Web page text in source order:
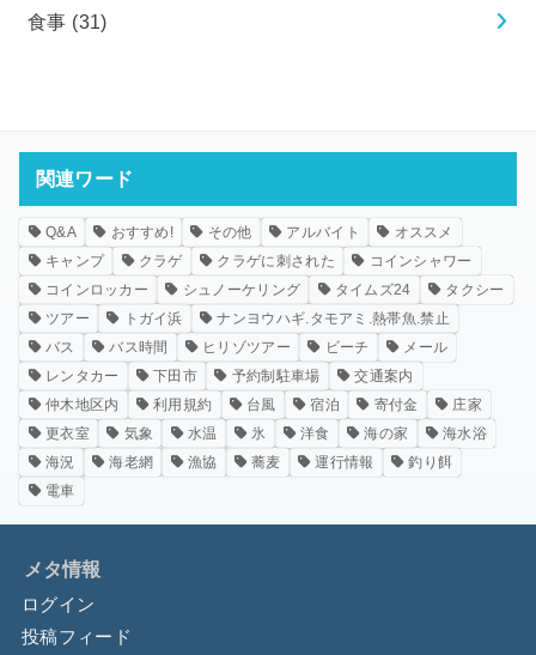
食事 (31)
関連ワード
Q&A おすすめ! その他 アルバイト
オススメ
キャンプ
クラゲ クラゲに刺された
コインシャワー
コインロッカー
シュノーケリング タイムズ24
タクシー
ツアー
トガイ浜
ナンヨウハギ.タモアミ.熱帯魚.禁止
バス
バス時間 ヒリゾツアー ビーチ
メール
レンタカー
下田市 予約制駐車場
交通案内
仲木地区内
利用規約 台風 宿泊 寄付金
庄家
更衣室
気象 水温 氷 洋食 海の家
海水浴
海況
海老網 漁協 蕎麦 運行情報
釣り餌
電車
メタ情報
ログイン
投稿フィード